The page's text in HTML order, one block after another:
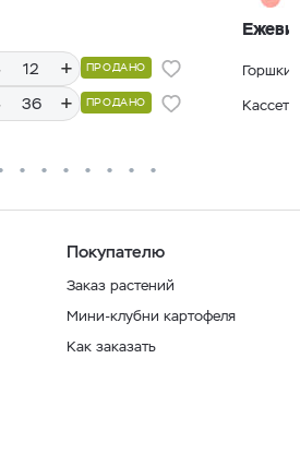
+ ПРОДАНО
+ ПРОДАНО
Покупателю
Заказ растений
Мини-клубни картофеля
Как заказать